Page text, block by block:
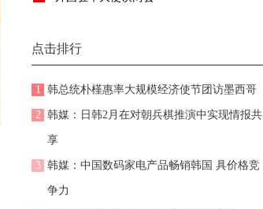
点击排行
1 韩总统朴槿惠率大规模经济使节团访墨西哥
2 韩媒：日韩2月在对朝兵棋推演中实现情报共
享
3 韩媒：中国数码家电产品畅销韩国 具价格竞
争力